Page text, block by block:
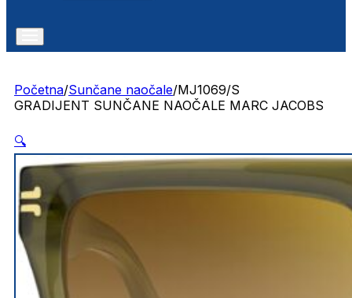
Početna/Sunčane naočale/MJ1069/S
GRADIJENT SUNČANE NAOČALE MARC JACOBS
🔍